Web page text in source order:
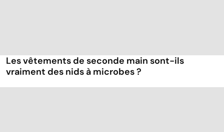
Les vêtements de seconde main sont-ils
vraiment des nids à microbes ?